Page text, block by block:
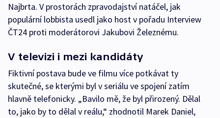
Najbrta. V prostorách zpravodajství natáčel, jak
populární lobbista usedl jako host v pořadu Interview
ČT24 proti moderátorovi Jakubovi Železnému.
V televizi i mezi kandidáty
Fiktivní postava bude ve filmu více potkávat ty
skutečné, se kterými byl v seriálu ve spojení zatím
hlavně telefonicky. „Bavilo mě, že byl přirozený. Dělal
to, jako by to dělal v reálu,“ zhodnotil Marek Daniel,